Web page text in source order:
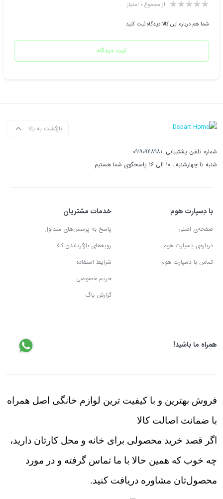
از مجموع ۰ امتیاز
شما هم درباره این کالا دیدگاه ثبت کنید
ثبت دیدگاه
بازگشت به بالا
شماره تلفن پشتیبانی: ۰۹۱۹۰۹۴۸۹۸۱
شنبه تا چهارشنبه ، ۱۰ الی ۱۶ پاسخگوی شما هستیم
با دِسپارت هوم
صفحه‌ی اصلی
درباره‌ی دِسپارت هوم
تماس با دِسپارت هوم
خدمات مشتریان
پاسخ به پرسش‌های متداول
رویه‌های بازگرداندن کالا
شرایط استفاده
حریم خصوصی
گزارش باگ
همراه ما باشید!
فروش بهترین و با کیفیت ترین لوازم خانگی اصل همراه
با ضمانت اصالت کالا
اگر قصد خرید محصولی برای خانه و محل کارتان دارید،
چه خوب که همین حالا با ما تماس گرفته و در مورد
محصول‌تان مشاوره دریافت کنید.